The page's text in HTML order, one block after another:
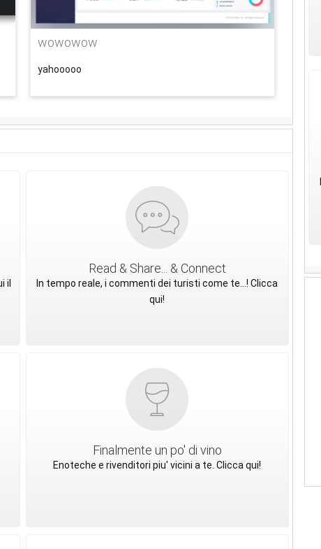
wowowow
yahooooo
il
Read & Share... & Connect
In tempo reale, i commenti dei turisti come te...! Clicca
qui!
Finalmente un po' di vino
Enoteche e rivenditori piu' vicini a te. Clicca qui!